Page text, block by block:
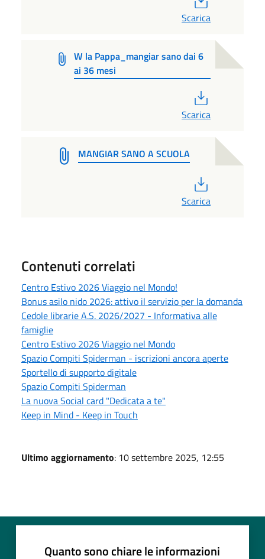
Scarica
W la Pappa_mangiar sano dai 6
ai 36 mesi
Scarica
MANGIAR SANO A SCUOLA
Scarica
Contenuti correlati
Centro Estivo 2026 Viaggio nel Mondo!
Bonus asilo nido 2026: attivo il servizio per la domanda
Cedole librarie A.S. 2026/2027 - Informativa alle
famiglie
Centro Estivo 2026 Viaggio nel Mondo
Spazio Compiti Spiderman - iscrizioni ancora aperte
Sportello di supporto digitale
Spazio Compiti Spiderman
La nuova Social card "Dedicata a te"
Keep in Mind - Keep in Touch
Ultimo aggiornamento: 10 settembre 2025, 12:55
Quanto sono chiare le informazioni